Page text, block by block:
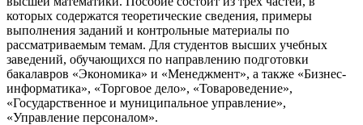
которых содержатся теоретические сведения, примеры
выполнения заданий и контрольные материалы по
рассматриваемым темам. Для студентов высших учебных
заведений, обучающихся по направлению подготовки
бакалавров «Экономика» и «Менеджмент», а также «Бизнес-
информатика», «Торговое дело», «Товароведение»,
«Государственное и муниципальное управление»,
«Управление персоналом».